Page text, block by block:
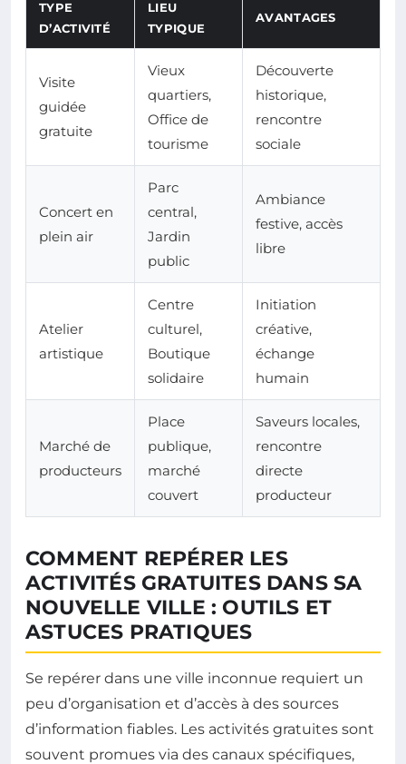
TYPE
D’ACTIVITÉ
LIEU
TYPIQUE
AVANTAGES
Visite
guidée
gratuite
Vieux
quartiers,
Office de
tourisme
Découverte
historique,
rencontre
sociale
Concert en
plein air
Parc
central,
Jardin
public
Ambiance
festive, accès
libre
Atelier
artistique
Centre
culturel,
Boutique
solidaire
Initiation
créative,
échange
humain
Marché de
producteurs
Place
publique,
marché
couvert
Saveurs locales,
rencontre
directe
producteur
COMMENT REPÉRER LES
ACTIVITÉS GRATUITES DANS SA
NOUVELLE VILLE : OUTILS ET
ASTUCES PRATIQUES
Se repérer dans une ville inconnue requiert un
peu d’organisation et d’accès à des sources
d’information fiables. Les activités gratuites sont
souvent promues via des canaux spécifiques,